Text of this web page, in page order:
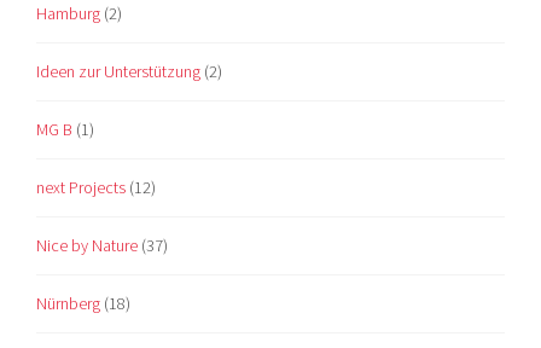
Hamburg (2)
Ideen zur Unterstützung (2)
MG B (1)
next Projects (12)
Nice by Nature (37)
Nürnberg (18)